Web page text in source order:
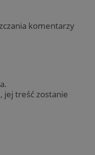
komentarzy
jej treść zostanie